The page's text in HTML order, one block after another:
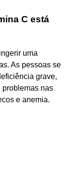
C está
uma
As pessoas se
grave,
problemas nas
e anemia.